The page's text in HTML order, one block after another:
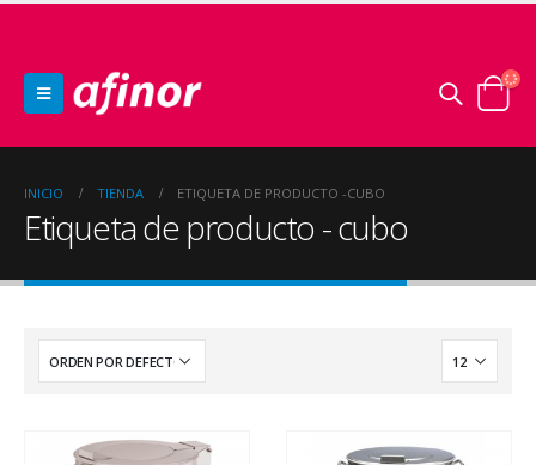
INICIO TIENDA ETIQUETA DE PRODUCTO -CUBO
Etiqueta de producto - cubo